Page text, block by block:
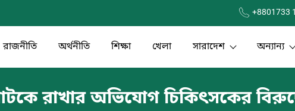
+8801733
রাজনীতি অর্থনীতি শিক্ষা খেলা সারাদেশ অন্যান্য
আটকে রাখার অভিযোগ চিকিৎসকের